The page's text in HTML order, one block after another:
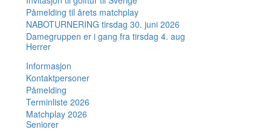
Påmelding til årets matchplay
NABOTURNERING tirsdag 30. juni 2026
Damegruppen er i gang fra tirsdag 4. aug
Herrer
Informasjon
Kontaktpersoner
Påmelding
Terminliste 2026
Matchplay 2026
Seniorer